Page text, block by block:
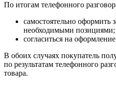
По итогам телефонного
самостоятельно оформить
необходимыми позициями;
согласиться на
В обоих случаях покупатель
по результатам телефонного
товара.